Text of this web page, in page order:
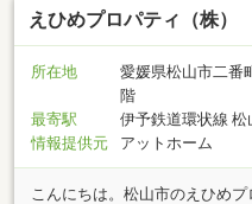
えひめプロパティ（株）
所在地
愛媛県松山市二番
階
最寄駅
伊予鉄道環状線 松
情報提供元
アットホーム
こんにちは。松山市のえひめ